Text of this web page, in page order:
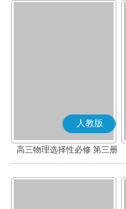
人教版
高三物理选择性必修 第三册